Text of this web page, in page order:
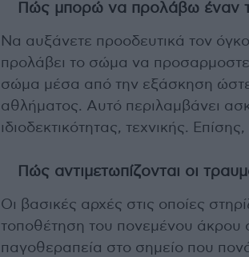
Πώς μπορώ να προλάβω έναν
Να αυξάνετε προοδευτικά τον
προλάβει το σώμα να
σώμα μέσα από την εξάσκηση ώστε
αθλήματος. Αυτό περιλαμβάνει
ιδιοδεκτικότητας, τεχνικής.
Πώς αντιμετωπίζονται οι
Οι βασικές αρχές στις οποίες
τοποθέτηση του πονεμένου
παγοθεραπεία στο σημείο που